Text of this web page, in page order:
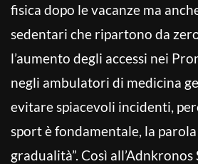
fisica dopo le vacanze ma
sedentari che ripartono da
l’aumento degli accessi nei
negli ambulatori di medicina
evitare spiacevoli incidenti,
sport è fondamentale, la parola
gradualità”. Così all’Adnkronos